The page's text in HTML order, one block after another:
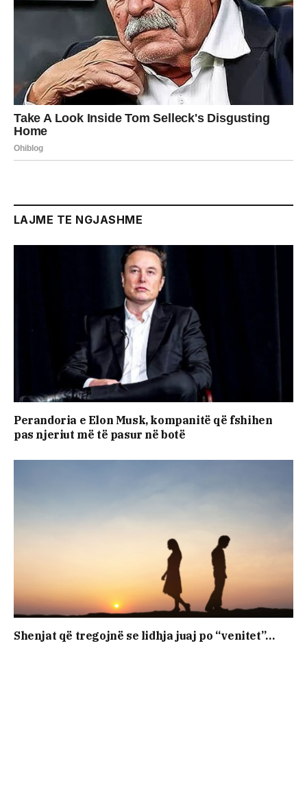
LAJME TE NGJASHME
Perandoria e Elon Musk, kompanitë që fshihen
pas njeriut më të pasur në botë
Shenjat që tregojnë se lidhja juaj po “venitet”…